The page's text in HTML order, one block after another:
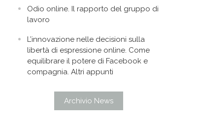
Odio online. Il rapporto del gruppo di
lavoro
L’innovazione nelle decisioni sulla
libertà di espressione online. Come
equilibrare il potere di Facebook e
compagnia. Altri appunti
Archivio News